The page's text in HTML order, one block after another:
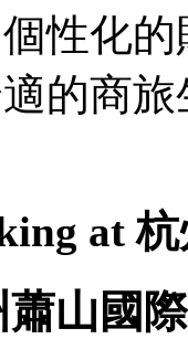
性化
的商旅
at
山國